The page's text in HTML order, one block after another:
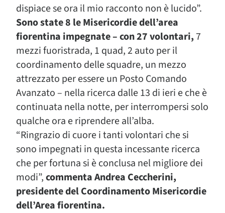
dispiace se ora il mio racconto non è lucido”.
Sono state 8 le Misericordie dell’area
fiorentina impegnate – con 27 volontari, 7
mezzi fuoristrada, 1 quad, 2 auto per il
coordinamento delle squadre, un mezzo
attrezzato per essere un Posto Comando
Avanzato – nella ricerca dalle 13 di ieri e che è
continuata nella notte, per interrompersi solo
qualche ora e riprendere all’alba.
“Ringrazio di cuore i tanti volontari che si
sono impegnati in questa incessante ricerca
che per fortuna si è conclusa nel migliore dei
modi”,commenta Andrea Ceccherini,
presidente del Coordinamento Misericordie
dell’Area fiorentina.